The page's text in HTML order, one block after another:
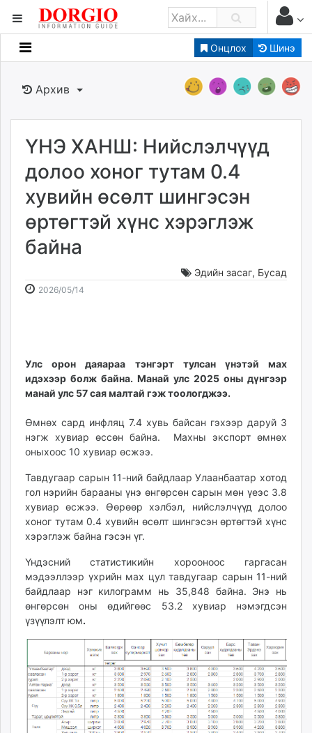
Онцлох Шинэ
Мэдээллийн
Банк санхүү
Бизнес ААН
Төрийн
dorgio.mn
Gogo.mn
caak.mn
news.mn
Baabar.mn
Livetv.mn
Eguur.mn
24tsag.mn
eagle.mn
today.mn
zuv.mn
mminfo.mn
ugluu.mn
unen.mn
asu.mn
shudarga.mn
shuurhai.mn
unuudur.mn
isee.mn
mglradio.com
fact.mn
itoim.mn
tumen.mn
Архив
ҮНЭ ХАНШ: Нийслэлчүүд
долоо хоног тутам 0.4
хувийн өсөлт шингэсэн
өртөгтэй хүнс хэрэглэж
байна
Эдийн засаг, Бусад
2026/05/14
Улс орон даяараа тэнгэрт тулсан үнэтэй мах
идэхээр болж байна. Манай улс 2025 оны дүнгээр
манай улс 57 сая малтай гэж тоологджээ.
Өмнөх сард инфляц 7.4 хувь байсан гэхээр даруй 3
нэгж хувиар өссөн байна. Махны экспорт өмнөх
оныхоос 10 хувиар өсжээ.
Тавдугаар сарын 11-ний байдлаар Улаанбаатар хотод
гол нэрийн барааны үнэ өнгөрсөн сарын мөн үеэс 3.8
хувиар өсжээ. Өөрөөр хэлбэл, нийслэлчүүд долоо
хоног тутам 0.4 хувийн өсөлт шингэсэн өртөгтэй хүнс
хэрэглэж байна гэсэн үг.
Үндэсний статистикийн хорооноос гаргасан
мэдээллээр үхрийн мах цул тавдугаар сарын 11-ний
байдлаар нэг килограмм нь 35,848 байна. Энэ нь
өнгөрсөн оны өдийгөөс 53.2 хувиар нэмэгдсэн
үзүүлэлт юм.